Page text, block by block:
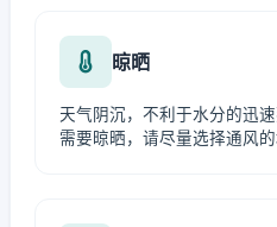
晾晒
天气阴沉，不利于水分的迅
需要晾晒，请尽量选择通风的